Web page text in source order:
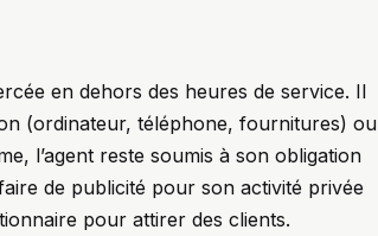
en dehors des heures de service. Il
(ordinateur, téléphone, fournitures) ou
l’agent reste soumis à son obligation
de publicité pour son activité privée
pour attirer des clients.